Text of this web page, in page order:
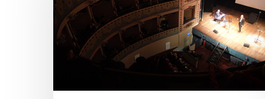
amico
a
Cesenatico